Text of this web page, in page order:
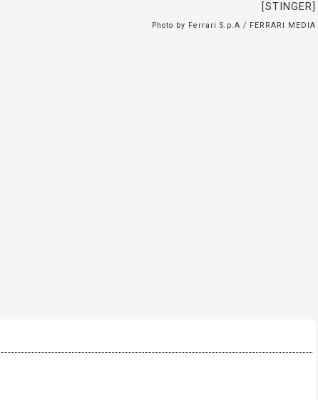
[STINGER]
Photo by Ferrari S.p.A / FERRARI MEDIA